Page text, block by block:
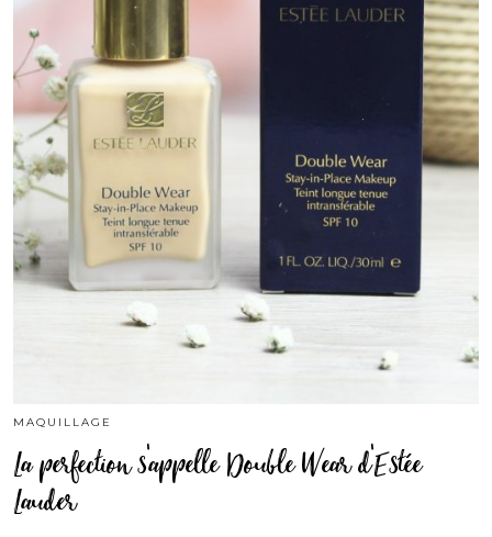
MAQUILLAGE
La perfection s’appelle Double Wear d’Estée
Lauder